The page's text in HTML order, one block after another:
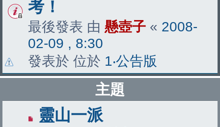
考！
最後發表 由 懸壺子 « 2008-
02-09 , 8:30
發表於 位於 1‧公告版
主題
靈山一派